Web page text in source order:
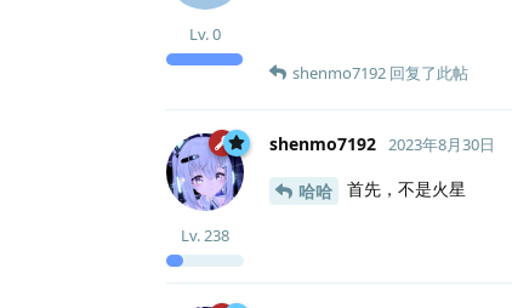
Lv.0
shenmo7192 回复了此帖
shenmo7192
Lv.238
2023年8月30日
哈哈 首先，不是火星